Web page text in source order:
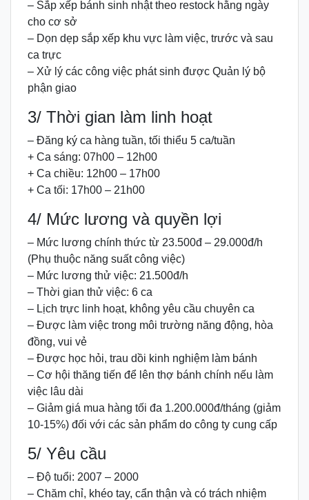
– Sắp xếp bánh sinh nhật theo restock hằng ngày
cho cơ sở
– Dọn dẹp sắp xếp khu vực làm việc, trước và sau
ca trực
– Xử lý các công việc phát sinh được Quản lý bộ
phận giao
3/ Thời gian làm linh hoạt
– Đăng ký ca hàng tuần, tối thiểu 5 ca/tuần
+ Ca sáng: 07h00 – 12h00
+ Ca chiều: 12h00 – 17h00
+ Ca tối: 17h00 – 21h00
4/ Mức lương và quyền lợi
– Mức lương chính thức từ 23.500đ – 29.000đ/h
(Phụ thuộc năng suất công việc)
– Mức lương thử việc: 21.500đ/h
– Thời gian thử việc: 6 ca
– Lịch trực linh hoạt, không yêu cầu chuyên ca
– Được làm việc trong môi trường năng động, hòa
đồng, vui vẻ
– Được học hỏi, trau dồi kinh nghiệm làm bánh
– Cơ hội thăng tiến để lên thợ bánh chính nếu làm
việc lâu dài
– Giảm giá mua hàng tối đa 1.200.000đ/tháng (giảm
10-15%) đối với các sản phẩm do công ty cung cấp
5/ Yêu cầu
– Độ tuổi: 2007 – 2000
– Chăm chỉ, khéo tay, cẩn thận và có trách nhiệm